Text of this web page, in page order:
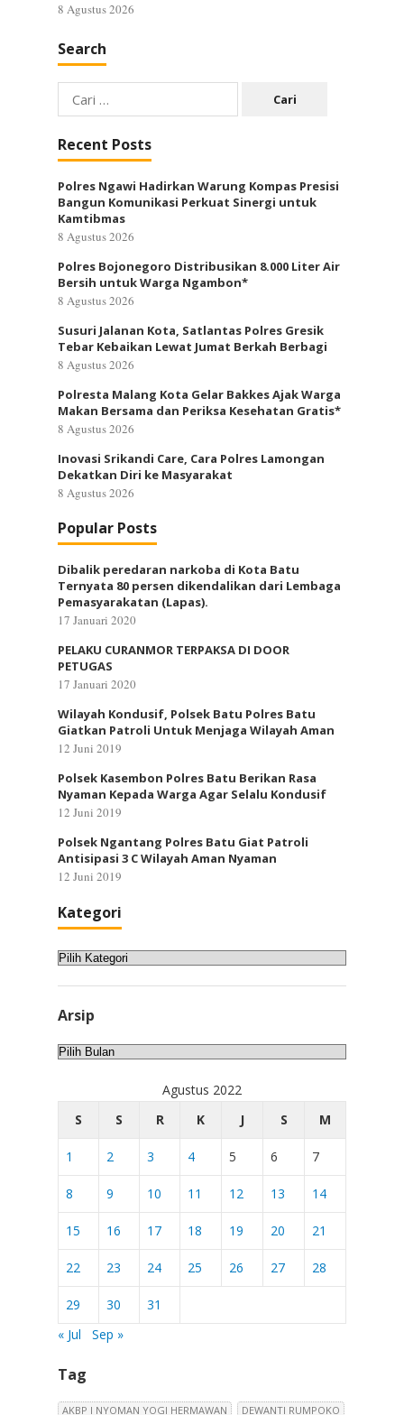
8 Agustus 2026
Search
Cari
untuk:
Recent Posts
Polres Ngawi Hadirkan Warung Kompas Presisi
Bangun Komunikasi Perkuat Sinergi untuk
Kamtibmas
8 Agustus 2026
Polres Bojonegoro Distribusikan 8.000 Liter Air
Bersih untuk Warga Ngambon*
8 Agustus 2026
Susuri Jalanan Kota, Satlantas Polres Gresik
Tebar Kebaikan Lewat Jumat Berkah Berbagi
8 Agustus 2026
Polresta Malang Kota Gelar Bakkes Ajak Warga
Makan Bersama dan Periksa Kesehatan Gratis*
8 Agustus 2026
Inovasi Srikandi Care, Cara Polres Lamongan
Dekatkan Diri ke Masyarakat
8 Agustus 2026
Popular Posts
Dibalik peredaran narkoba di Kota Batu
Ternyata 80 persen dikendalikan dari Lembaga
Pemasyarakatan (Lapas).
17 Januari 2020
PELAKU CURANMOR TERPAKSA DI DOOR
PETUGAS
17 Januari 2020
Wilayah Kondusif, Polsek Batu Polres Batu
Giatkan Patroli Untuk Menjaga Wilayah Aman
12 Juni 2019
Polsek Kasembon Polres Batu Berikan Rasa
Nyaman Kepada Warga Agar Selalu Kondusif
12 Juni 2019
Polsek Ngantang Polres Batu Giat Patroli
Antisipasi 3 C Wilayah Aman Nyaman
12 Juni 2019
Kategori
Kategori
Arsip
Arsip
Agustus 2022
S
S R K J S M
1 2 3 4 5 6 7
8 9 10 11 12 13 14
15 16 17 18 19 20 21
22 23 24 25 26 27 28
29 30
31
« Jul
Sep »
Tag
AKBP I NYOMAN YOGI HERMAWAN DEWANTI RUMPOKO